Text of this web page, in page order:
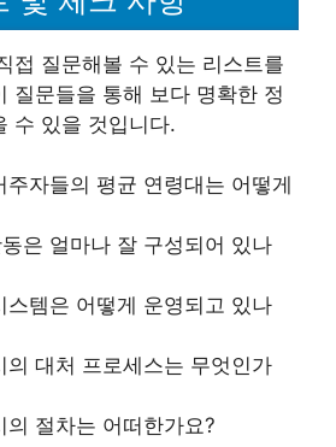
접 질문해볼 수 있는 리스트를
질문들을 통해 보다 명확한 정
수 있을 것입니다.
주자들의 평균 연령대는 어떻게
은 얼마나 잘 구성되어 있나
스템은 어떻게 운영되고 있나
의 대처 프로세스는 무엇인가
의 절차는 어떠한가요?